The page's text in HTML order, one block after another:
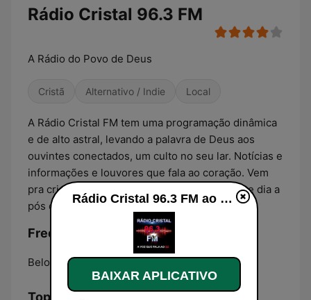
Rádio Cristal 96.3 FM
A Rádio do Povo de Deus
Cristã Alternativo / Indie Local
A Rádio Cristal FM tem uma programação dinâmica
e de alto astral, levando a palavra de Deus aos
ouvintes conectados, um culto no seu lar. Notícias e
informações e louvores que fala ao coração. Vem
pra cristal e faz parte desta família que cresce dia a
pós dia!
Frequências Rádio Cristal 96.3 FM:
Belo Horizonte: Online
Top Músicas
Rádio Cristal 96.3 FM ao vivo
BAIXAR APLICATIVO